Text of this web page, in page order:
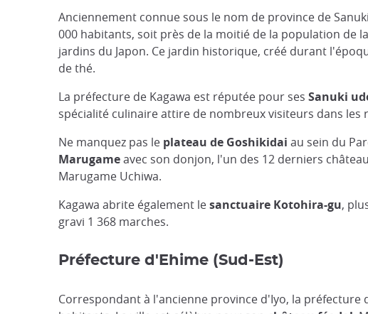
Anciennement connue sous le nom de province de
000 habitants, soit près de la moitié de la population de
jardins du Japon. Ce jardin historique, créé durant
de thé.
La préfecture de Kagawa est réputée pour ses Sanuki
spécialité culinaire attire de nombreux visiteurs dans les
Ne manquez pas le plateau de Goshikidai au sein du
Marugameavec son donjon, l'un des 12 derniers
Marugame Uchiwa.
Kagawa abrite également lesanctuaire Kotohira-gu,
gravi 1 368 marches.
Préfecture d'Ehime (Sud-Est)
Correspondant à l'ancienne province d'Iyo, la préfecture